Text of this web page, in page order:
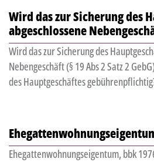
Wird das zur Sicherung des
abgeschlossene
Wird das zur Sicherung des
Nebengeschäft (§ 19 Abs 2 Satz 2
des Hauptgeschäftes
Ehegattenwohnungseigentum, bbk